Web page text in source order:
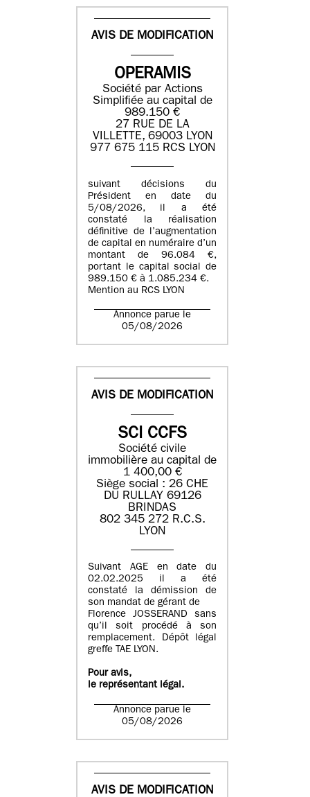
AVIS DE MODIFICATION
OPERAMIS
Société par Actions
Simplifiée au capital de
989.150 €
27 RUE DE LA
VILLETTE, 69003 LYON
977 675 115 RCS LYON
suivant décisions du
Président en date du
5/08/2026, il a été
constaté la réalisation
définitive de l’augmentation
de capital en numéraire d’un
montant de 96.084 €,
portant le capital social de
989.150 € à 1.085.234 €.
Mention au RCS LYON
Annonce parue le
05/08/2026
AVIS DE MODIFICATION
SCI CCFS
Société civile
immobilière au capital de
1 400,00 €
Siège social : 26 CHE
DU RULLAY 69126
BRINDAS
802 345 272 R.C.S.
LYON
Suivant AGE en date du
02.02.2025 il a été
constaté la démission de
son mandat de gérant de
Florence JOSSERAND sans
qu’il soit procédé à son
remplacement. Dépôt légal
greffe TAE LYON.
Pour avis,
le représentant légal.
Annonce parue le
05/08/2026
AVIS DE MODIFICATION